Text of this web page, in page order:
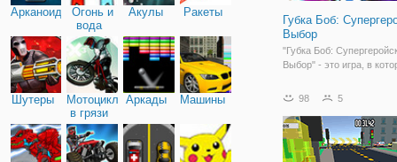
Арканоид
Огонь и
вода
Акулы Ракеты
Шутеры
Мотоциклы
в грязи
Аркады Машины
Губка Боб:
Выбор
"Губка Боб:
Выбор" - это игра, в
его любимый друг
разделить их с вами.
Патрик всегда в курсе,
зачастую
98 5